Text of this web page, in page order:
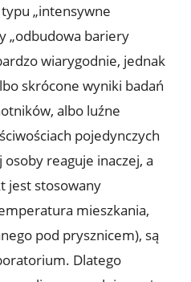
„intensywne
„odbudowa bariery
wiarygodnie, jednak
skrócone wyniki badań
albo luźne
pojedynczych
osoby reaguje inaczej, a
jest stosowany
mieszkania,
pod prysznicem), są
Dlatego